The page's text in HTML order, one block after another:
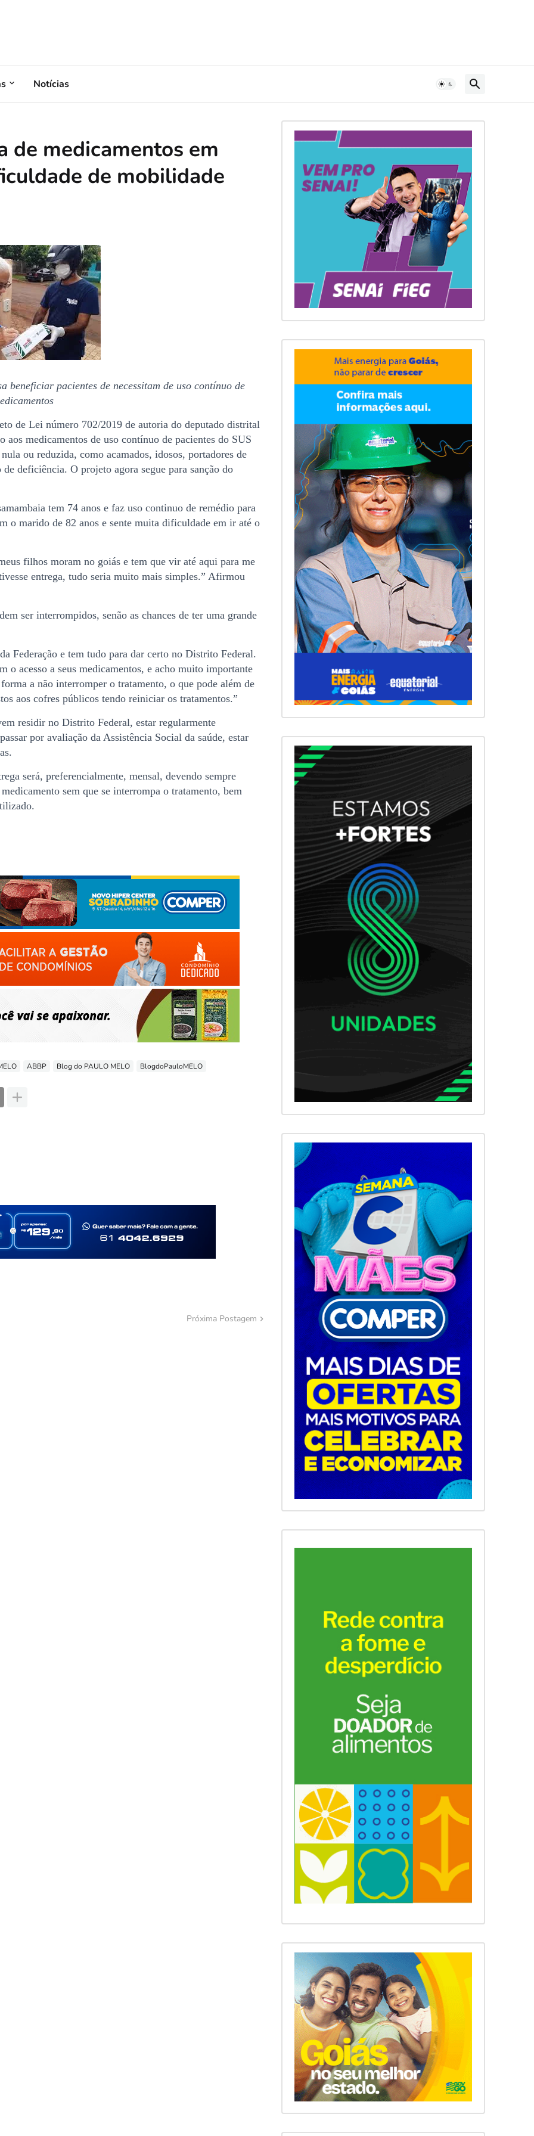
Notícias
de medicamentos em
de mobilidade
pacientes de necessitam de uso contínuo de
de Lei número 702/2019 de autoria do deputado distrital
medicamentos de uso contínuo de pacientes do SUS
ou reduzida, como acamados, idosos, portadores de
deficiência. O projeto agora segue para sanção do
tem 74 anos e faz uso continuo de remédio para
o marido de 82 anos e sente muita dificuldade em ir até o
filhos moram no goiás e tem que vir até aqui para me
entrega, tudo seria muito mais simples.” Afirmou
ser interrompidos, senão as chances de ter uma grande
Federação e tem tudo para dar certo no Distrito Federal.
o acesso a seus medicamentos, e acho muito importante
a não interromper o tratamento, o que pode além de
aos cofres públicos tendo reiniciar os tratamentos.”
residir no Distrito Federal, estar regularmente
por avaliação da Assistência Social da saúde, estar
será, preferencialmente, mensal, devendo sempre
sem que se interrompa o tratamento, bem
ABBP Blog do PAULO MELO BlogdoPauloMELO
Próxima Postagem